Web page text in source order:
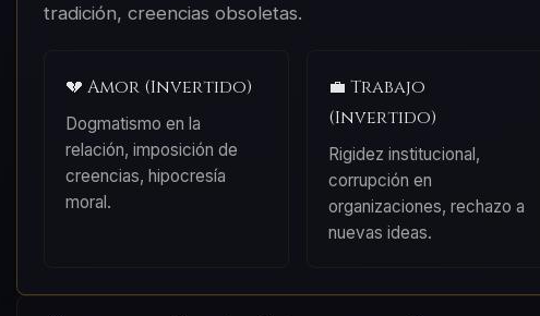
tradición, creencias obsoletas.
💔 Amor (Invertido)
Dogmatismo en la
relación, imposición de
creencias, hipocresía
moral.
💼 Trabajo
(Invertido)
Rigidez institucional,
corrupción en
organizaciones, rechazo a
nuevas ideas.